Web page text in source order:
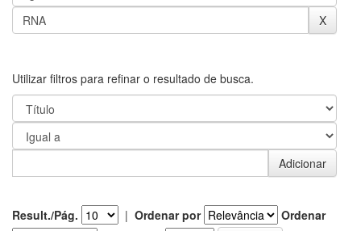
Utilizar filtros para refinar o resultado de busca.
Result./Pág. | Ordenar por
Ordenar